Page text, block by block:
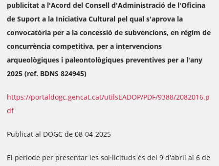
publicitat a l'Acord del Consell d'Administració de l'Oficina
de Suport a la Iniciativa Cultural pel qual s'aprova la
convocatòria per a la concessió de subvencions, en règim de
concurrència competitiva, per a intervencions
arqueològiques i paleontològiques preventives per a l'any
2025 (ref. BDNS 824945)
https://portaldogc.gencat.cat/utilsEADOP/PDF/9388/2082016.p
df
Publicat al DOGC de 08-04-2025
El període per presentar les sol·licituds és del 9 d'abril al 6 de